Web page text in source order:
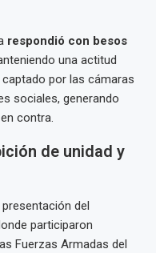
respondió con besos
una actitud
por las cámaras
sociales, generando
contra.
de unidad y
del
participaron
Fuerzas Armadas del